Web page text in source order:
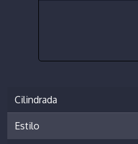
Cilindrada
Estilo